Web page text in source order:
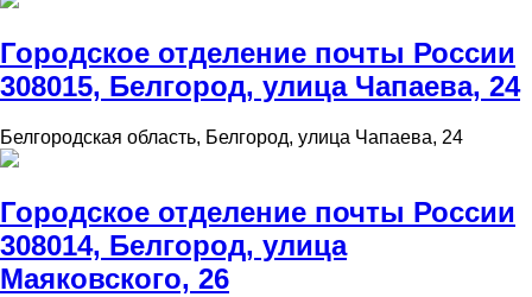
Городское отделение почты России
308015, Белгород, улица Чапаева, 24
Белгородская область, Белгород, улица Чапаева, 24
Городское отделение почты России
308014, Белгород, улица
Маяковского, 26